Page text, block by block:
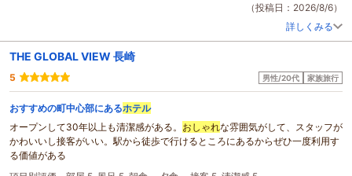
（投稿日：2026/8/6）
詳しくみる
THE GLOBAL VIEW 長崎
5 男性/20代 家族旅行
おすすめの町中心部にあるホテル
オープンして30年以上も清潔感がある。 おしゃれな雰囲気がして、スタッフが
かわいいし接客がいい。駅から徒歩で行けるところにあるからぜひ一度利用す
る価値がある